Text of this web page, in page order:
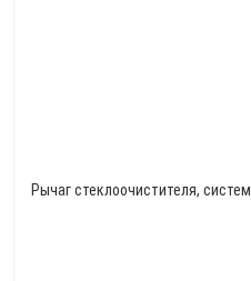
Рычаг стеклоочистителя,